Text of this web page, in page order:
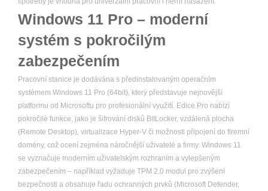
Windows 11 Pro – moderní
systém s pokročilým
zabezpečením
Pracovní stanice je dodávána s předinstalovaným operačním
systémem Windows 11 Pro (64bit), který představuje nejnovější
platformu od Microsoftu pro profesionální využití. Edice Pro nabízí
pokročilé funkce, jako je šifrování disků BitLocker, vzdálená plocha
(Remote Desktop), virtualizace Hyper-V či možnosti připojení do firemní
domény, což ocení zejména náročnější uživatelé a firmy. Windows 11
se vyznačuje moderním uživatelským rozhraním a vylepšeným
zabezpečením – například vyžaduje TPM 2.0 modul pro zvýšení
bezpečnosti a obsahuje řadu ochranných prvků (Microsoft Defender,